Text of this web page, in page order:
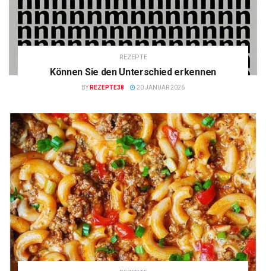
REZEPTE
Können Sie den Unterschied erkennen
BY REZEPTE38 20 JANUAR 2026